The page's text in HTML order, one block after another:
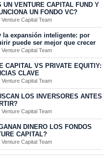
UN VENTURE CAPITAL FUND Y
UN FONDO VC?
Venture Capital Team
la expansión inteligente: por
puede ser mejor que crecer
Venture Capital Team
CAPITAL VS PRIVATE EQUITIY:
CLAVE
Venture Capital Team
LOS INVERSORES ANTES
Venture Capital Team
DINERO LOS FONDOS
CAPITAL?
Venture Capital Team